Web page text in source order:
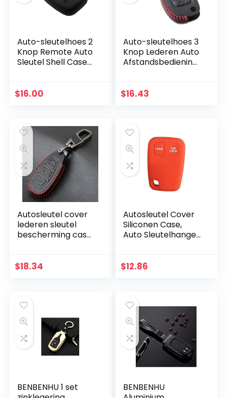
Auto-sleutelhoes 2
Knop Remote Auto
Sleutel Shell Case
Master Vivaro
$16.00
Auto-sleutelhoes 3
Knop Lederen Auto
Afstandsbediening
Hyundai Creta I10
$16.43
Autosleutel cover
lederen sleutel
bescherming case,
3 MK3 MK4 C-Max
$18.34
Autosleutel Cover
Siliconen Case,
Auto Sleutelhanger,
Volvo S70 V70 C70
$12.86
BENBENHU 1 set
BENBENHU